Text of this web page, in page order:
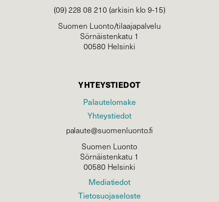
(09) 228 08 210 (arkisin klo 9-15)
Suomen Luonto/tilaajapalvelu
Sörnäistenkatu 1
00580 Helsinki
YHTEYSTIEDOT
Palautelomake
Yhteystiedot
palaute@suomenluonto.fi
Suomen Luonto
Sörnäistenkatu 1
00580 Helsinki
Mediatiedot
Tietosuojaseloste